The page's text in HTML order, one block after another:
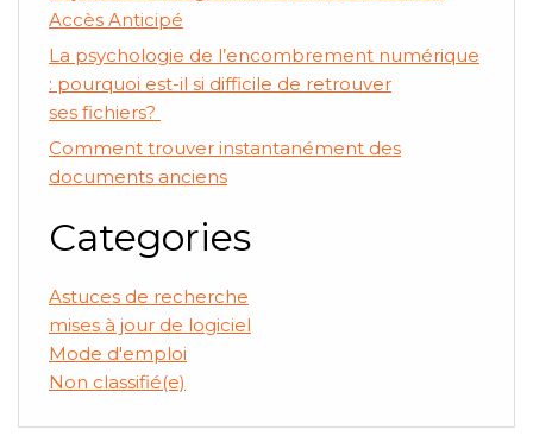
Accès Anticipé
La psychologie de l’encombrement numérique
: pourquoi est-il si difficile de retrouver
ses fichiers?
Comment trouver instantanément des
documents anciens
Categories
Astuces de recherche
mises à jour de logiciel
Mode d'emploi
Non classifié(e)